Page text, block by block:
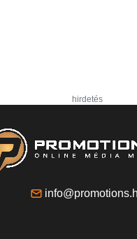
hirdetés